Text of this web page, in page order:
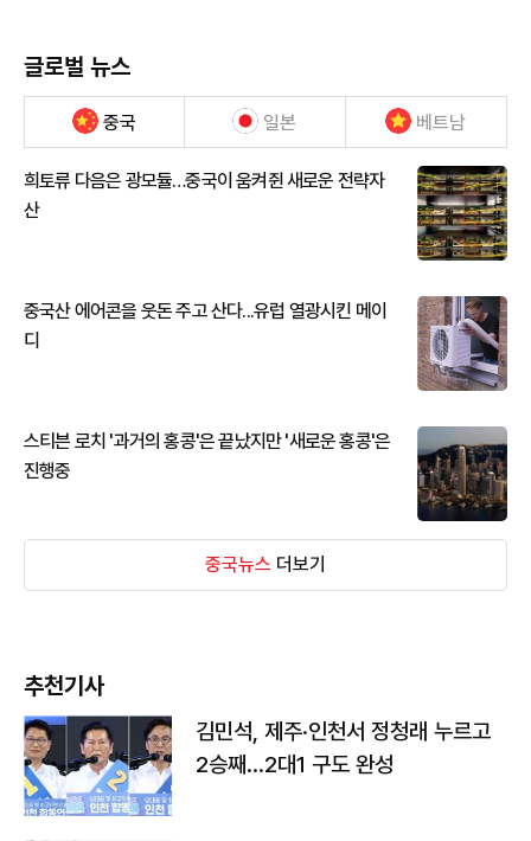
글로벌 뉴스
중국 일본 베트남
희토류 다음은 광모듈…중국이 움켜쥔 새로운 전략자
산
중국산 에어콘을 웃돈 주고 산다...유럽 열광시킨 메이
디
스티븐 로치 '과거의 홍콩'은 끝났지만 '새로운 홍콩'은
진행중
중국뉴스 더보기
추천기사
김민석, 제주·인천서 정청래 누르고
2승째…2대1 구도 완성